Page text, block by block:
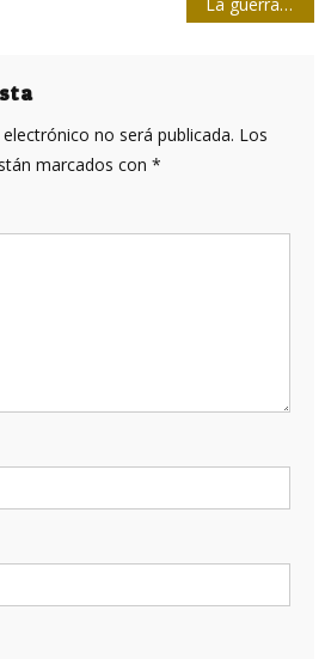
no será publicada. Los
marcados con *